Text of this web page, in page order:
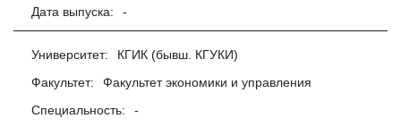
Дата выпуска:
-
Университет:
КГИК (бывш. КГУКИ)
Факультет:
Факультет экономики и управления
Специальность:
-